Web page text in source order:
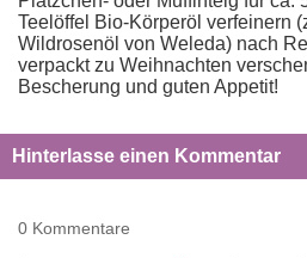
Teelöffel Bio-Körperöl verfeinern
Wildrosenöl von Weleda) nach
verpackt zu Weihnachten
Bescherung und guten Appetit!
Hinterlasse einen Kommentar
0 Kommentare